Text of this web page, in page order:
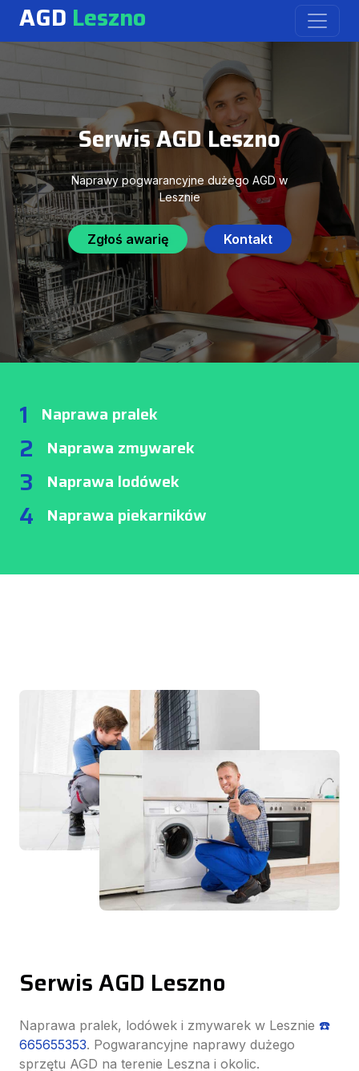
AGD Leszno
Serwis AGD Leszno
Naprawy pogwarancyjne dużego AGD w
Lesznie
Zgłoś awarię Kontakt
1 Naprawa pralek
2 Naprawa zmywarek
3 Naprawa lodówek
4 Naprawa piekarników
Serwis AGD Leszno
Naprawa pralek, lodówek i zmywarek w Lesznie ☎️
665655353. Pogwarancyjne naprawy dużego
sprzętu AGD na terenie Leszna i okolic.